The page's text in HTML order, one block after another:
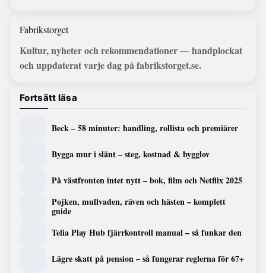
Fabrikstorget
Kultur, nyheter och rekommendationer — handplockat
och uppdaterat varje dag på fabrikstorget.se.
Fortsätt läsa
Beck – 58 minuter: handling, rollista och premiärer
Bygga mur i slänt – steg, kostnad & bygglov
På västfronten intet nytt – bok, film och Netflix 2025
Pojken, mullvaden, räven och hästen – komplett
guide
Telia Play Hub fjärrkontroll manual – så funkar den
Lägre skatt på pension – så fungerar reglerna för 67+